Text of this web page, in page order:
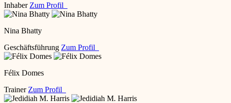
Inhaber Zum Profil
Nina Bhatty
Geschäftsführung Zum Profil
Félix Domes
Trainer Zum Profil